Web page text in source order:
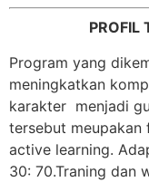
PROFIL
Program yang
meningkatkan
karakter menjadi
tersebut
active learning.
30: 70.Traning dan